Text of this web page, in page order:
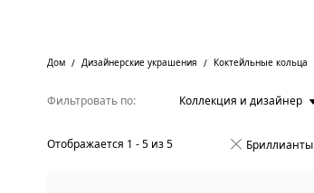
Дом Дизайнерские украшения Коктейльные кольца
Фильтровать по Коллекция и дизайнер
Отображается 1 -5 из5 Бриллианты